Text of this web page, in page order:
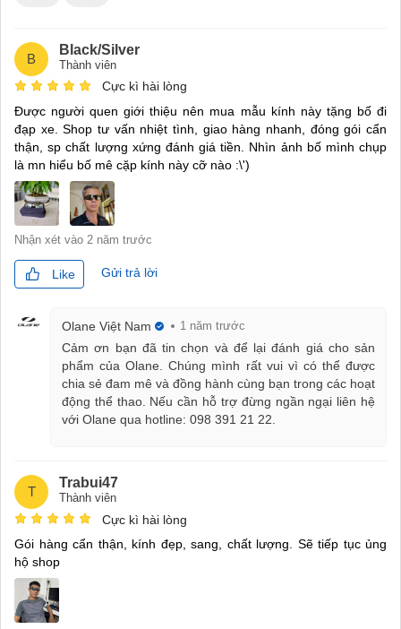
B
Black/Silver
Thành viên
Cực kì hài lòng
Được người quen giới thiệu nên mua mẫu kính này tặng bố đi
đạp xe. Shop tư vấn nhiệt tình, giao hàng nhanh, đóng gói cẩn
thận, sp chất lượng xứng đánh giá tiền. Nhìn ảnh bố mình chụp
là mn hiểu bố mê cặp kính này cỡ nào :\')
Nhận xét vào 2 năm trước
Like Gửi trả lời
Olane Việt Nam 1 năm trước
Cảm ơn bạn đã tin chọn và để lại đánh giá cho sản
phẩm của Olane. Chúng mình rất vui vì có thể được
chia sẻ đam mê và đồng hành cùng bạn trong các hoạt
động thể thao. Nếu cần hỗ trợ đừng ngần ngại liên hệ
với Olane qua hotline: 098 391 21 22.
T
Trabui47
Thành viên
Cực kì hài lòng
Gói hàng cẩn thận, kính đẹp, sang, chất lượng. Sẽ tiếp tục ủng
hộ shop